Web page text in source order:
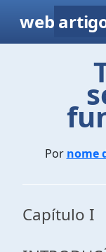
web
Por nome
Capítulo I